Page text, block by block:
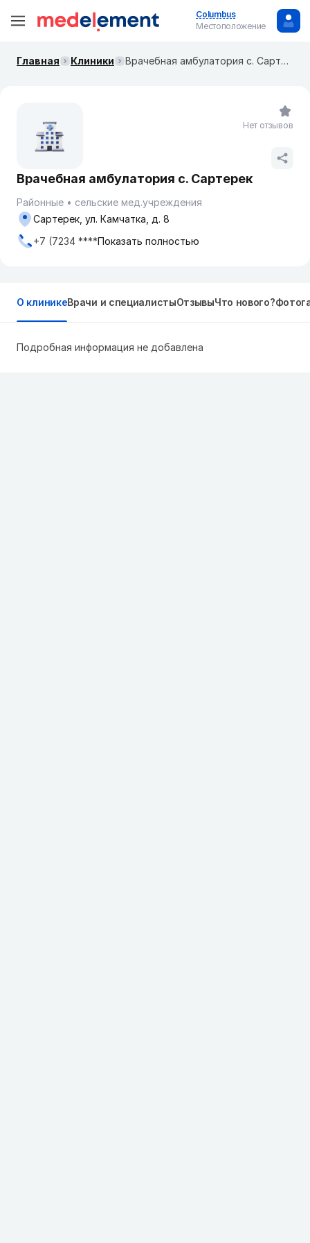
Columbus
Местоположение
Главная Клиники Врачебная амбулатория с. Сартерек
Врачебная амбулатория с. Сартерек
Районные
сельские мед.учреждения
Сартерек, ул. Камчатка, д. 8
+7 (7234 ****Показать полностью
Нет отзывов
О клиникеВрачи и специалистыОтзывыЧто нового?
Подробная информация не добавлена